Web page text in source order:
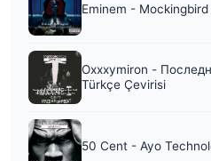
Eminem -
Oxxxymiron -
Türkçe Çevirisi
50 Cent - Ayo